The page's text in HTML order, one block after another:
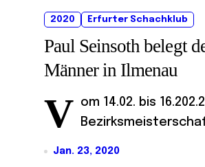
2020 Erfurter Schachklub
Paul Seinsoth belegt
Männer in Ilmenau
V
om 14.02. bis
Jan. 23, 2020